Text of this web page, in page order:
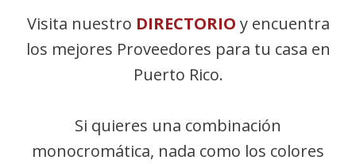
Visita nuestro DIRECTORIO y encuentra
los mejores Proveedores para tu casa en
Puerto Rico.
Si quieres una combinación
monocromática, nada como los colores